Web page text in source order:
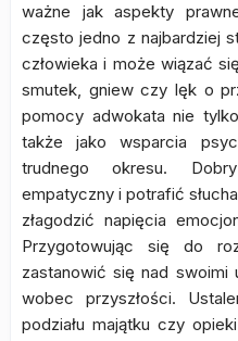
ważne jak aspekty
często jedno z najbardziej
człowieka i może wiązać
smutek, gniew czy lęk o
pomocy adwokata nie
także jako wsparcia
trudnego okresu.
empatyczny i potrafić
złagodzić napięcia
Przygotowując się do
zastanowić się nad swoimi
wobec przyszłości.
podziału majątku czy